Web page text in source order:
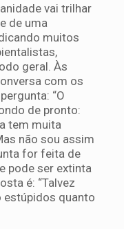
vai trilhar
de uma
muitos
geral. Às
com os
“O
de pronto:
tem muita
não sou assim
for feita de
pode ser extinta
é: “Talvez
estúpidos quanto